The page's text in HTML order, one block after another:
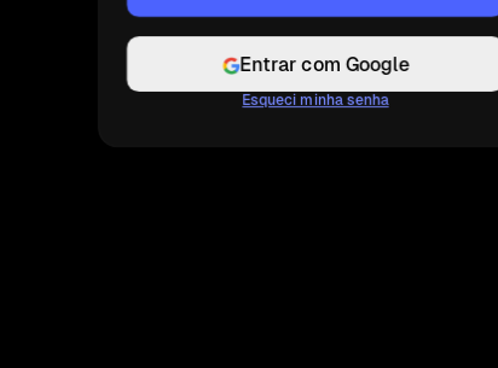
Entrar com Google
Esqueci minha senha